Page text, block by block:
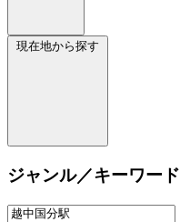
現在地から探す
ジャンル／キーワード